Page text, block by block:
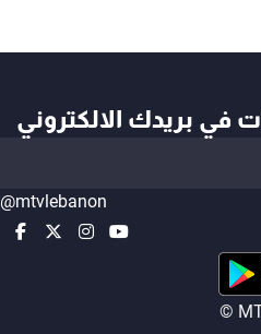
في بريدك الالكتروني
@mtvlebanon
©